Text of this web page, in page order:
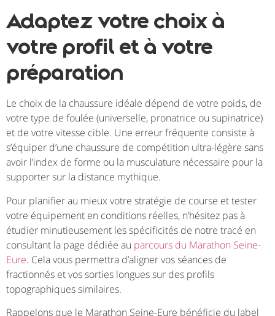
Adaptez votre choix à
votre profil et à votre
préparation
Le choix de la chaussure idéale dépend de votre poids, de
votre type de foulée (universelle, pronatrice ou supinatrice)
et de votre vitesse cible. Une erreur fréquente consiste à
s’équiper d’une chaussure de compétition ultra-légère sans
avoir l’index de forme ou la musculature nécessaire pour la
supporter sur la distance mythique.
Pour planifier au mieux votre stratégie de course et tester
votre équipement en conditions réelles, n’hésitez pas à
étudier minutieusement les spécificités de notre tracé en
consultant la page dédiée au parcours du Marathon Seine-
Eure. Cela vous permettra d’aligner vos séances de
fractionnés et vos sorties longues sur des profils
topographiques similaires.
Rappelons que le Marathon Seine-Eure bénéficie du label